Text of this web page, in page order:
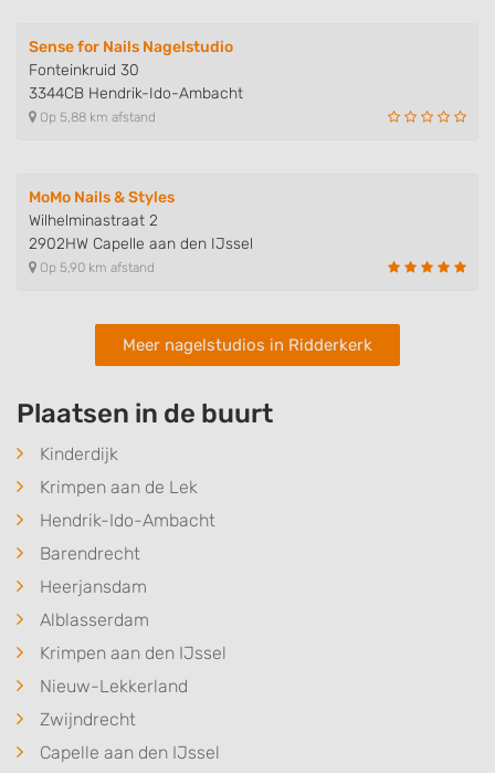
Sense for Nails Nagelstudio
Fonteinkruid 30
3344CB Hendrik-Ido-Ambacht
Op 5,88 km afstand
MoMo Nails & Styles
Wilhelminastraat 2
2902HW Capelle aan den IJssel
Op 5,90 km afstand
Meer nagelstudios in Ridderkerk
Plaatsen in de buurt
Kinderdijk
Krimpen aan de Lek
Hendrik-Ido-Ambacht
Barendrecht
Heerjansdam
Alblasserdam
Krimpen aan den IJssel
Nieuw-Lekkerland
Zwijndrecht
Capelle aan den IJssel
Necessary
Performance
Advertising